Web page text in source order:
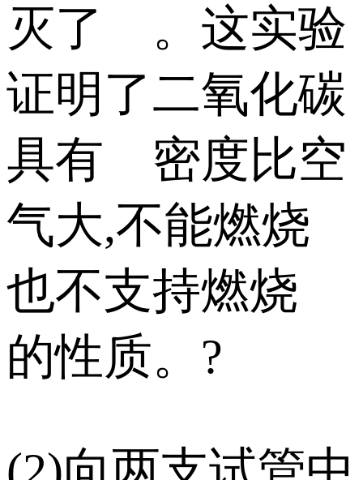
灭了 。这实验
证明了二氧化碳
具有 密度比空
气大,不能燃烧
也不支持燃烧
的性质。?